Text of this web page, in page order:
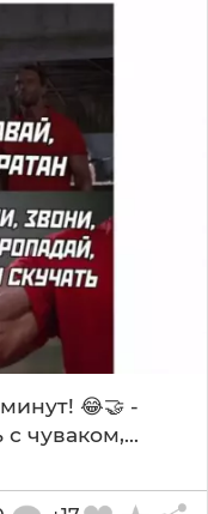
😂🤝 -
чуваком,...